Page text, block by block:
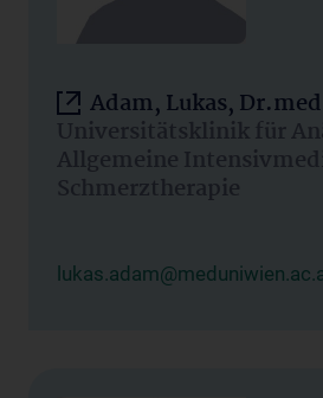
Adam, Lukas,
Universitätsklinik für
Allgemeine
Schmerztherapie